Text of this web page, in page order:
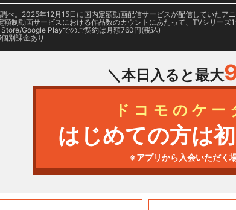
べ。2025年12月15日に国内定額動画配信サービスが配信していたア
額制動画サービスにおける作品数のカウントにあたって、TVシリーズ1
Google Playでのご契約は月額760円(税込)
別課金あり
＼本日入ると最大
ドコモのケ
はじめての方は
※アプリから入会いただく